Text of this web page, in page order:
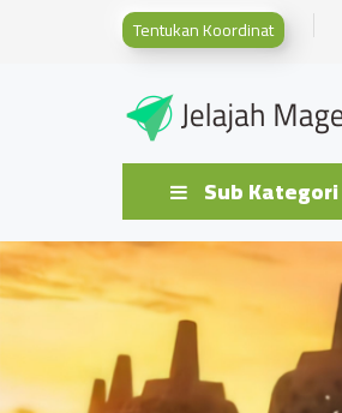
Tentukan Koordinat
Sub Kategori